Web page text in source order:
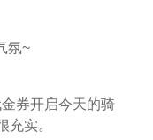
氛~
券开启今天的骑
充实。